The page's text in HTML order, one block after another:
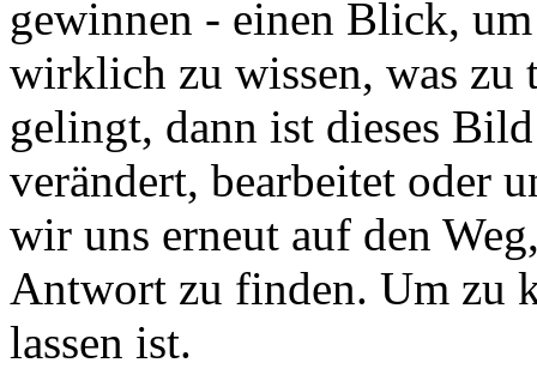
gewinnen - einen Blick,
wirklich zu wissen, was zu
gelingt, dann ist dieses
verändert, bearbeitet oder
wir uns erneut auf den
Antwort zu finden. Um zu
lassen ist.